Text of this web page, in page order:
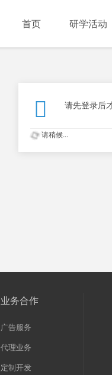
首页 研学活动
请先登录后
请稍候...
业务合作
广告服务
代理业务
定制开发